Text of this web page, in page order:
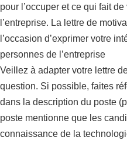
pour l’occuper et ce qui fait
l’entreprise. La lettre de
l’occasion d’exprimer votre
personnes de l’entreprise
Veillez à adapter votre lettre
question. Si possible, faites
dans la description du poste
poste mentionne que les
connaissance de la